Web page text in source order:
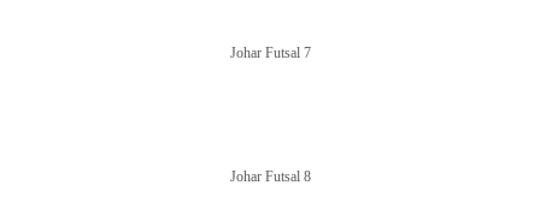
Johar Futsal 7
Johar Futsal 8